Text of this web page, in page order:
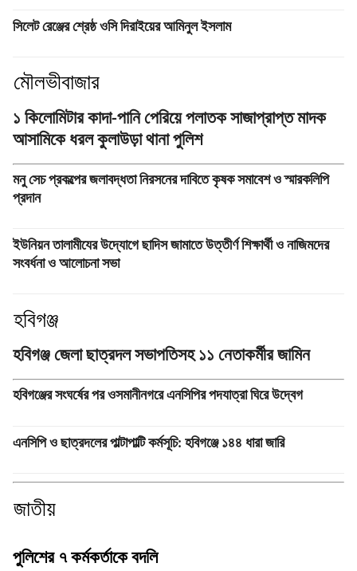
সিলেট রেঞ্জের শ্রেষ্ঠ ওসি দিরাইয়ের আমিনুল ইসলাম
মৌলভীবাজার
১ কিলোমিটার কাদা-পানি পেরিয়ে পলাতক সাজাপ্রাপ্ত মাদক
আসামিকে ধরল কুলাউড়া থানা পুলিশ
মনু সেচ প্রকল্পের জলাবদ্ধতা নিরসনের দাবিতে কৃষক সমাবেশ ও স্মারকলিপি
প্রদান
ইউনিয়ন তালামীযের উদ্যোগে ছাদিস জামাতে উত্তীর্ণ শিক্ষার্থী ও নাজিমদের
সংবর্ধনা ও আলোচনা সভা
হবিগঞ্জ
হবিগঞ্জ জেলা ছাত্রদল সভাপতিসহ ১১ নেতাকর্মীর জামিন
হবিগঞ্জের সংঘর্ষের পর ওসমানীনগরে এনসিপির পদযাত্রা ঘিরে উদ্বেগ
এনসিপি ও ছাত্রদলের পাল্টাপাল্টি কর্মসূচি: হবিগঞ্জে ১৪৪ ধারা জারি
জাতীয়
পুলিশের ৭ কর্মকর্তাকে বদলি